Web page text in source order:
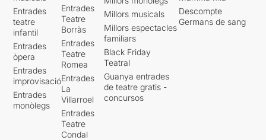
Entrades
teatre
infantil
Entrades
òpera
Entrades
improvisació
Entrades
monòlegs
Entrades
Teatre
Borràs
Entrades
Teatre
Romea
Entrades
La
Villarroel
Entrades
Teatre
Condal
Millors musicals
Millors espectacles
familiars
Black Friday
Teatral
Guanya entrades
de teatre gratis -
concursos
Descompte
Germans de sang